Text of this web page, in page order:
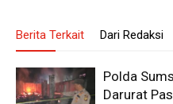
Berita Terkait Dari Redaksi
Polda
Darurat